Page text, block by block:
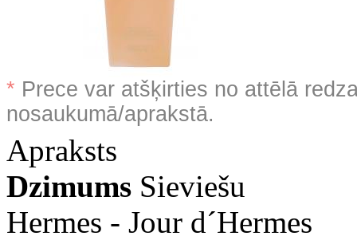
* Prece var atšķirties no attēlā
nosaukumā/aprakstā.
Apraksts
Dzimums Sieviešu
Hermes - Jour d´Hermes